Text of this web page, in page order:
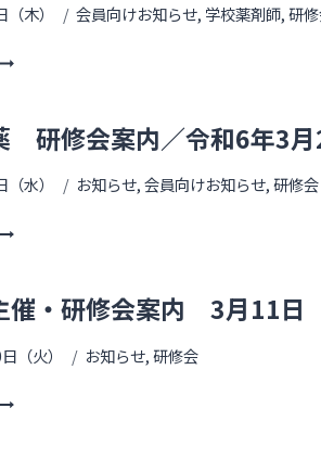
木） 会員向けお知らせ, 学校薬剤師,研
研修会案内／令和6年3月
水） お知らせ,会員向けお知らせ,研修会
催・研修会案内 3月11日
（火） お知らせ,研修会